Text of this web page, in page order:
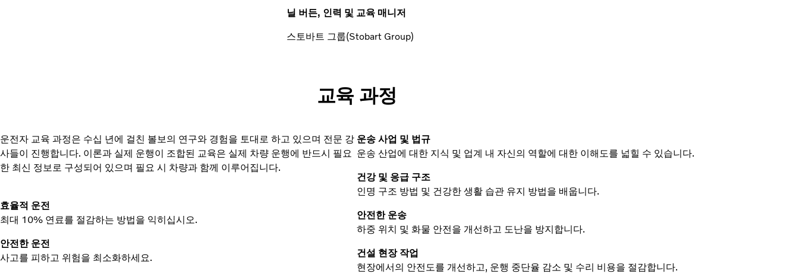
닐 버든, 인력 및 교육 매니저
스토바트 그룹(Stobart Group)
교육 과정
운전자 교육 과정은 수십 년에 걸친 볼보의 연구와 경험을 토대로 하고 있으며 전문 강
사들이 진행합니다. 이론과 실제 운행이 조합된 교육은 실제 차량 운행에 반드시 필요
한 최신 정보로 구성되어 있으며 필요 시 차량과 함께 이루어집니다.
효율적 운전
최대 10% 연료를 절감하는 방법을 익히십시오.
안전한 운전
사고를 피하고 위험을 최소화하세요.
운송 사업 및 법규
운송 산업에 대한 지식 및 업계 내 자신의 역할에 대한 이해도를 넓힐 수 있습니다.
건강 및 응급 구조
인명 구조 방법 및 건강한 생활 습관 유지 방법을 배웁니다.
안전한 운송
하중 위치 및 화물 안전을 개선하고 도난을 방지합니다.
건설 현장 작업
현장에서의 안전도를 개선하고, 운행 중단율 감소 및 수리 비용을 절감합니다.